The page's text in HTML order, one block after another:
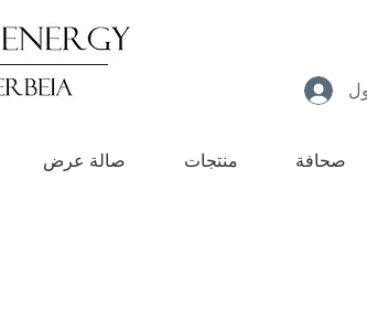
صالة عرض منتجات صحافة